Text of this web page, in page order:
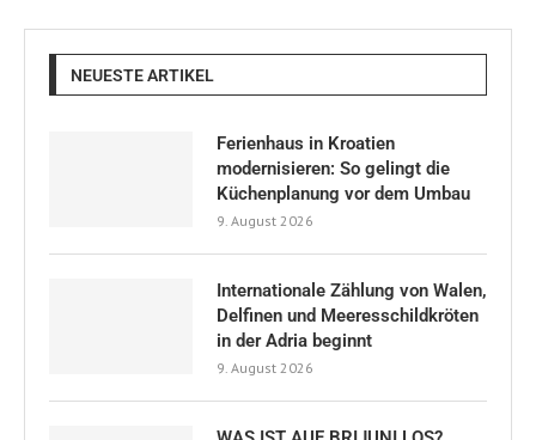
NEUESTE ARTIKEL
Ferienhaus in Kroatien
modernisieren: So gelingt die
Küchenplanung vor dem Umbau
9. August 2026
Internationale Zählung von Walen,
Delfinen und Meeresschildkröten
in der Adria beginnt
9. August 2026